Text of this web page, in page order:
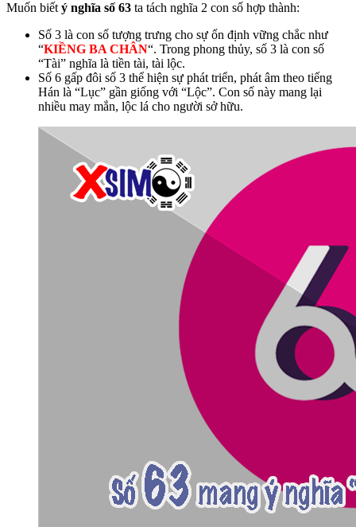
Muốn biết ý nghĩa số 63 ta tách nghĩa 2 con số hợp thành:
Số 3 là con số tượng trưng cho sự ổn định vững chắc như
“KIỀNG BA CHÂN“. Trong phong thủy, số 3 là con số
“Tài” nghĩa là tiền tài, tài lộc.
Số 6 gấp đôi số 3 thể hiện sự phát triển, phát âm theo tiếng
Hán là “Lục” gần giống với “Lộc”. Con số này mang lại
nhiều may mắn, lộc lá cho người sở hữu.